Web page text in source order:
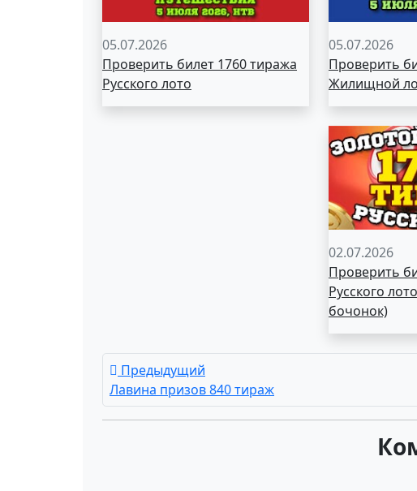
05.07.2026
Проверить билет 1760 тиража
Русского лото
05.07.2026
Проверить
Жилищной
02.07.2026
Проверить
Русского
бочонок)
Предыдущий
Лавина призов 840 тираж